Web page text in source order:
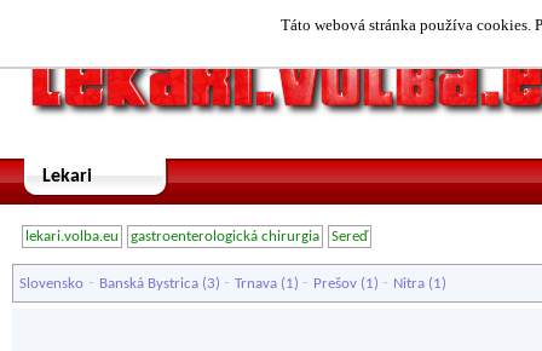
Táto webová stránka používa cookies.
Lekari
lekari.volba.eu gastroenterologická chirurgia Sereď
Slovensko - Banská Bystrica (3) - Trnava (1) - Prešov (1) - Nitra (1)